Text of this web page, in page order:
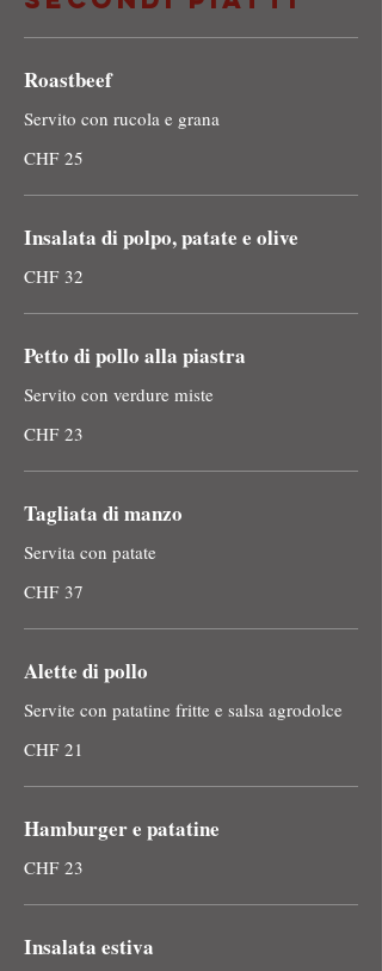
Roastbeef
Servito con rucola e grana
CHF 25
Insalata di polpo, patate e olive
CHF 32
Petto di pollo alla piastra
Servito con verdure miste
CHF 23
Tagliata di manzo
Servita con patate
CHF 37
Alette di pollo
Servite con patatine fritte e salsa agrodolce
CHF 21
Hamburger e patatine
CHF 23
Insalata estiva